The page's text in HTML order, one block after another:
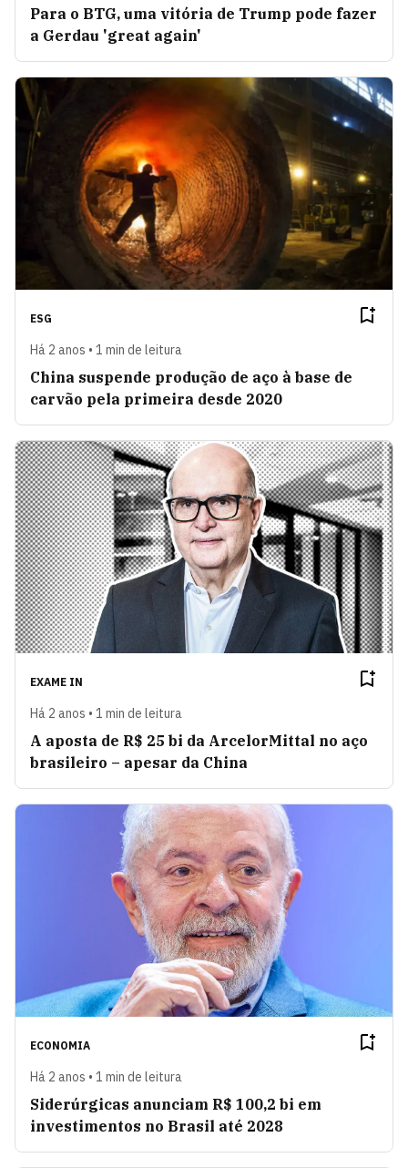
Para o BTG, uma vitória de Trump pode fazer
a Gerdau 'great again'
ESG
Há 2 anos • 1 min de leitura
China suspende produção de aço à base de
carvão pela primeira desde 2020
EXAME IN
Há 2 anos • 1 min de leitura
A aposta de R$ 25 bi da ArcelorMittal no aço
brasileiro – apesar da China
ECONOMIA
Há 2 anos • 1 min de leitura
Siderúrgicas anunciam R$ 100,2 bi em
investimentos no Brasil até 2028